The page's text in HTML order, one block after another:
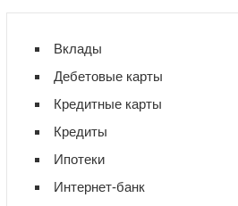
Вклады
Дебетовые карты
Кредитные карты
Кредиты
Ипотеки
Интернет-банк